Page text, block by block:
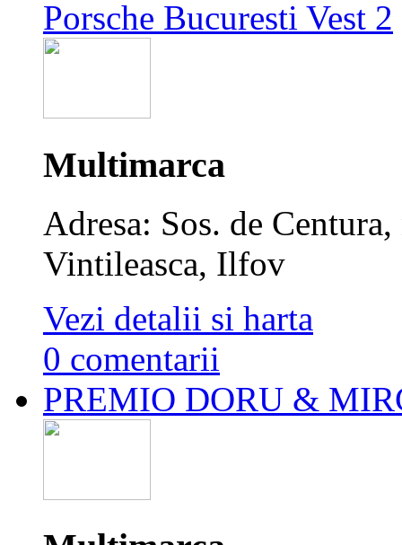
Porsche Bucuresti Vest 2
Multimarca
Adresa: Sos. de
Vintileasca, Ilfov
Vezi detalii si harta
0 comentarii
PREMIO DORU &